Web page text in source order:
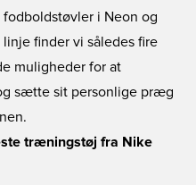
fodboldstøvler i Neon og
linje finder vi således fire
muligheder for at
sætte sit personlige præg
træningstøj fra Nike